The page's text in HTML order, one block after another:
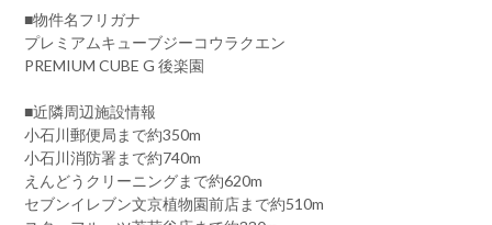
■物件名フリガナ
プレミアムキューブジーコウラクエン
PREMIUM CUBE G 後楽園
■近隣周辺施設情報
小石川郵便局まで約350m
小石川消防署まで約740m
えんどうクリーニングまで約620m
セブンイレブン文京植物園前店まで約510m